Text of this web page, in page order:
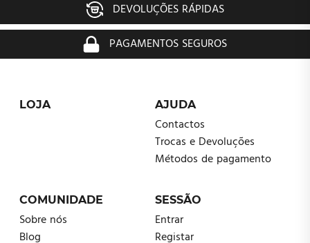
DEVOLUÇÕES RÁPIDAS
PAGAMENTOS SEGUROS
LOJA AJUDA
Contactos
Trocas e Devoluções
Métodos de pagamento
COMUNIDADE
Sobre nós
Blog
SESSÃO
Entrar
Registar